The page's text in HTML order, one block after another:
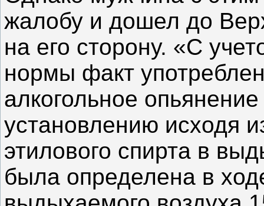
жалобу и дошел до
на его сторону. «С
нормы факт
алкогольное
установлению исходя
этилового спирта в
была определена в